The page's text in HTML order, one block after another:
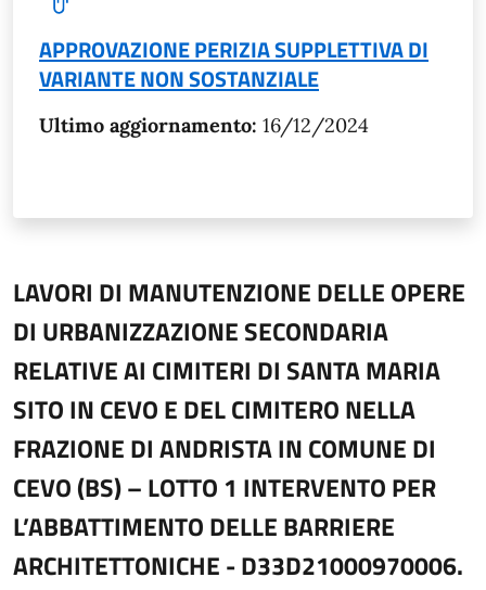
APPROVAZIONE PERIZIA SUPPLETTIVA DI
VARIANTE NON SOSTANZIALE
Ultimo aggiornamento: 16/12/2024
LAVORI DI MANUTENZIONE DELLE OPERE
DI URBANIZZAZIONE SECONDARIA
RELATIVE AI CIMITERI DI SANTA MARIA
SITO IN CEVO E DEL CIMITERO NELLA
FRAZIONE DI ANDRISTA IN COMUNE DI
CEVO (BS) – LOTTO 1 INTERVENTO PER
L’ABBATTIMENTO DELLE BARRIERE
ARCHITETTONICHE - D33D21000970006.